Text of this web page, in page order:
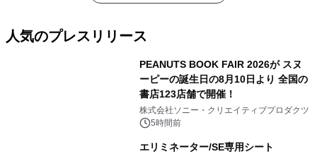
人気のプレスリリース
PEANUTS BOOK FAIR 2026が スヌ
ーピーの誕生日の8月10日より 全国の
書店123店舗で開催！
株式会社ソニー・クリエイティブプロダクツ
5時間前
エリミネーター/SE専用シート